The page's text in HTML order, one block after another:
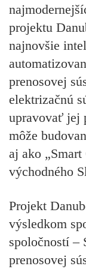
projektu
najnovšie
prenosovej
elektrizačnú
upravovať jej
môže
aj ako
východného
Projekt
výsledkom
spoločností –
prenosovej